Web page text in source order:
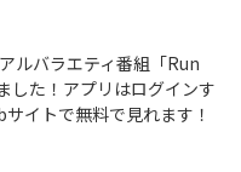
ルバラエティ番組「Run
した！アプリはログインす
イトで無料で見れます！